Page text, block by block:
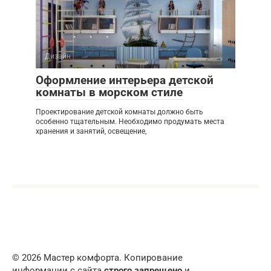
Дизайн
Оформление интерьера детской
комнаты в морском стиле
Проектирование детской комнаты должно быть
особенно тщательным. Необходимо продумать места
хранения и занятий, освещение,
© 2026 Мастер комфорта. Копирование